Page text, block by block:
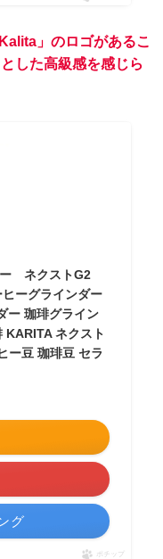
」のロゴがあるこ
した高級感を感じら
ー ネクストG2
ーグラインダー
ー 珈琲グライン
KARITA ネクスト
ー豆 珈琲豆 セラ
グ
ポチップ